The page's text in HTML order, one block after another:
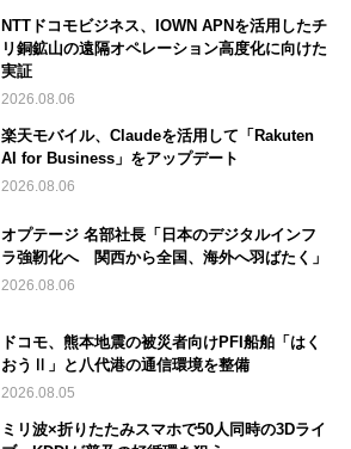
NTTドコモビジネス、IOWN APNを活用したチ
リ銅鉱山の遠隔オペレーション高度化に向けた
実証
2026.08.06
楽天モバイル、Claudeを活用して「Rakuten
AI for Business」をアップデート
2026.08.06
オプテージ 名部社長「日本のデジタルインフ
ラ強靭化へ 関西から全国、海外へ羽ばたく」
2026.08.06
ドコモ、熊本地震の被災者向けPFI船舶「はく
おうⅡ」と八代港の通信環境を整備
2026.08.05
ミリ波×折りたたみスマホで50人同時の3Dライ